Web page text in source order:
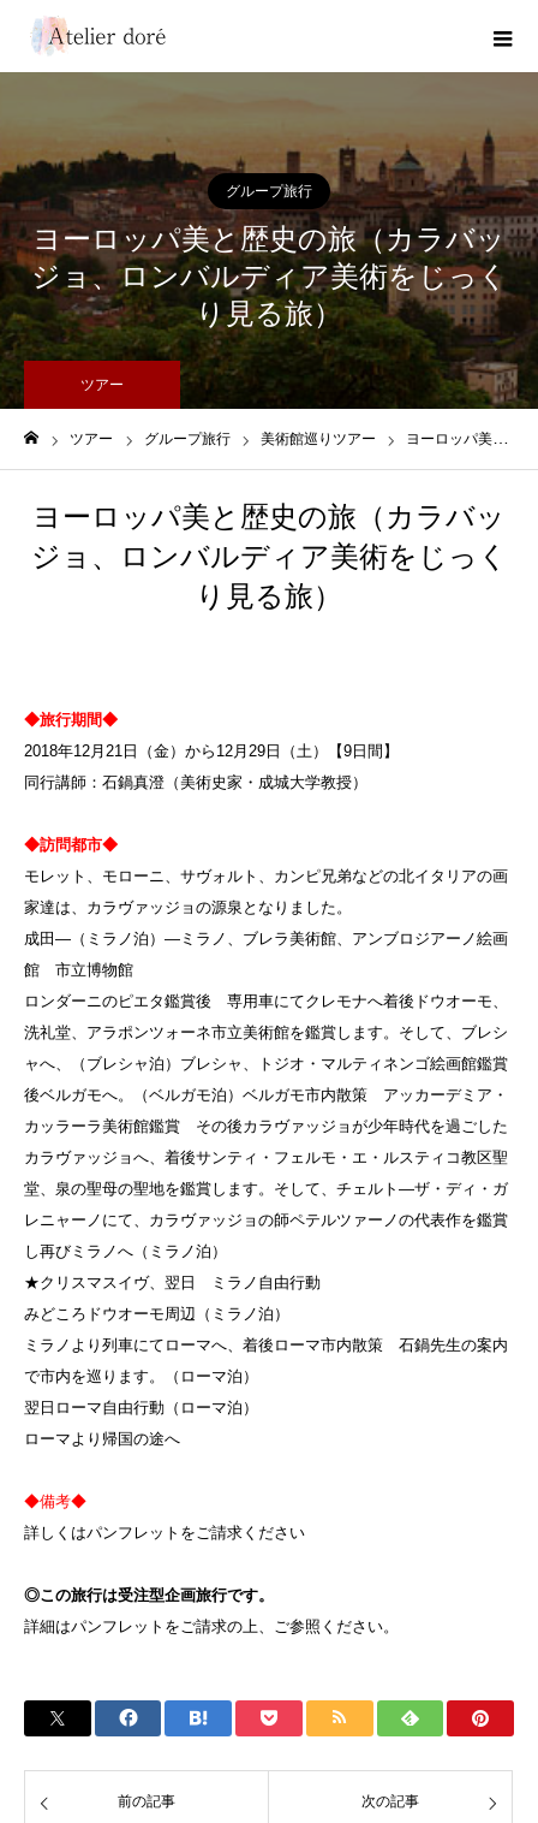
グループ旅行
ヨーロッパ美と歴史の旅（カラバッ
ジョ、ロンバルディア美術をじっく
り見る旅）
ツアー
ツアー グループ旅行 美術館巡りツアー ヨーロッパ美と歴史の旅（カラバッジョ、ロンバルディア美術をじっくり見る旅）
ヨーロッパ美と歴史の旅（カラバッ
ジョ、ロンバルディア美術をじっく
り見る旅）
◆旅行期間◆
2018年12月21日（金）から12月29日（土）【9日間】
同行講師：石鍋真澄（美術史家・成城大学教授）
◆訪問都市◆
モレット、モローニ、サヴォルト、カンピ兄弟などの北イタリアの画
家達は、カラヴァッジョの源泉となりました。
成田—（ミラノ泊）—ミラノ、ブレラ美術館、アンブロジアーノ絵画
館 市立博物館
ロンダーニのピエタ鑑賞後 専用車にてクレモナへ着後ドウオーモ、
洗礼堂、アラポンツォーネ市立美術館を鑑賞します。そして、ブレシ
ャへ、（ブレシャ泊）ブレシャ、トジオ・マルティネンゴ絵画館鑑賞
後ベルガモへ。（ベルガモ泊）ベルガモ市内散策 アッカーデミア・
カッラーラ美術館鑑賞 その後カラヴァッジョが少年時代を過ごした
カラヴァッジョへ、着後サンティ・フェルモ・エ・ルスティコ教区聖
堂、泉の聖母の聖地を鑑賞します。そして、チェルト—ザ・ディ・ガ
レニャーノにて、カラヴァッジョの師ペテルツァーノの代表作を鑑賞
し再びミラノへ（ミラノ泊）
★クリスマスイヴ、翌日 ミラノ自由行動
みどころドウオーモ周辺（ミラノ泊）
ミラノより列車にてローマへ、着後ローマ市内散策 石鍋先生の案内
で市内を巡ります。（ローマ泊）
翌日ローマ自由行動（ローマ泊）
ローマより帰国の途へ
◆備考◆
詳しくはパンフレットをご請求ください
◎この旅行は受注型企画旅行です。
詳細はパンフレットをご請求の上、ご参照ください。
前の記事 次の記事